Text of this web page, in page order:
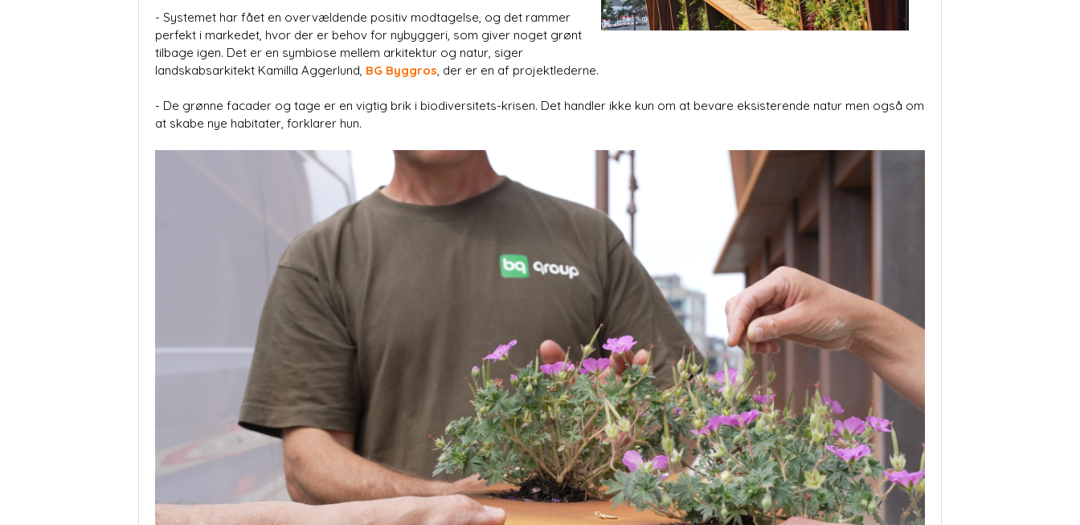
- Systemet har fået en overvældende positiv modtagelse, og det rammer
perfekt i markedet, hvor der er behov for nybyggeri, som giver noget grønt
tilbage igen. Det er en symbiose mellem arkitektur og natur, siger
landskabsarkitekt Kamilla Aggerlund, BG Byggros , der er en af projektlederne.
- De grønne facader og tage er en vigtig brik i biodiversitets-krisen. Det handler ikke kun om at bevare eksisterende natur men også om
at skabe nye habitater, forklarer hun.